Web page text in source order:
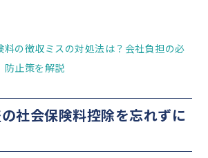
料の徴収ミスの対処法は？会社負担の必
防止策を解説
社会保険料控除を忘れずに